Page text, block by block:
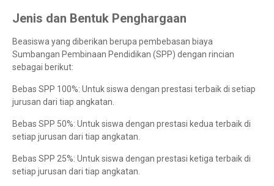
Jenis dan Bentuk Penghargaan
Beasiswa yang diberikan berupa pembebasan biaya
Sumbangan Pembinaan Pendidikan (SPP) dengan rincian
sebagai berikut:
Bebas SPP 100%: Untuk siswa dengan prestasi terbaik di setiap
jurusan dari tiap angkatan.
Bebas SPP 50%: Untuk siswa dengan prestasi kedua terbaik di
setiap jurusan dari tiap angkatan.
Bebas SPP 25%: Untuk siswa dengan prestasi ketiga terbaik di
setiap jurusan dari tiap angkatan.